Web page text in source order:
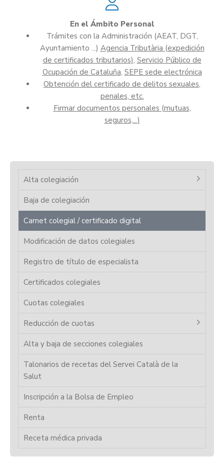
En el Ámbito Personal
Trámites con la Administración (AEAT, DGT,
Ayuntamiento ...) Agencia Tributària (expedición
de certificados tributarios), Servicio Público de
Ocupación de Cataluña, SEPE sede electrónica
Obtención del certificado de delitos sexuales,
penales, etc.
Firmar documentos personales (mutuas,
seguros,...)
Alta colegiación
Baja de colegiación
Carnet colegial / certificado digital
Modificación de datos colegiales
Registro de título de especialista
Certificados colegiales
Cuotas colegiales
Reducción de cuotas
Alta y baja de secciones colegiales
Talonarios de recetas del Servei Català de la
Salut
Inscripción a la Bolsa de Empleo
Renta
Receta médica privada